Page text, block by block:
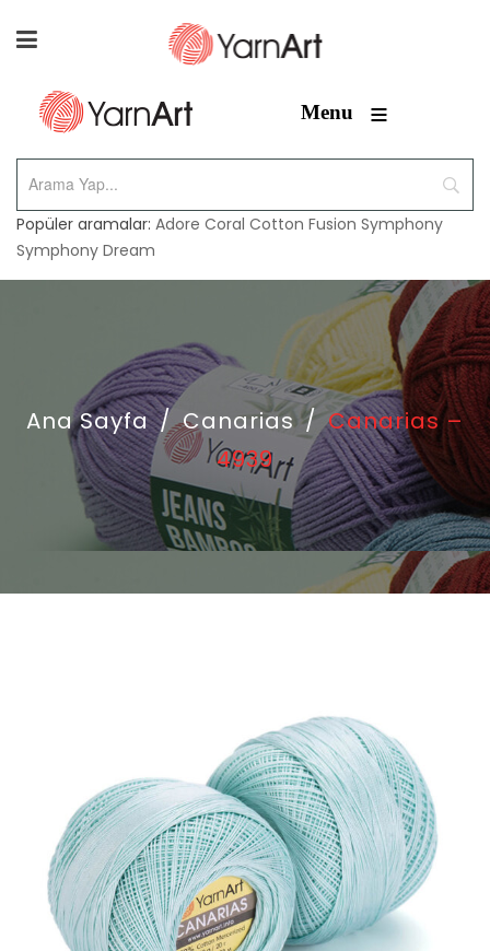
Menu ≡
Popüler aramalar: Adore Coral Cotton Fusion Symphony
Symphony Dream
Ana Sayfa / Canarias / Canarias –
4939